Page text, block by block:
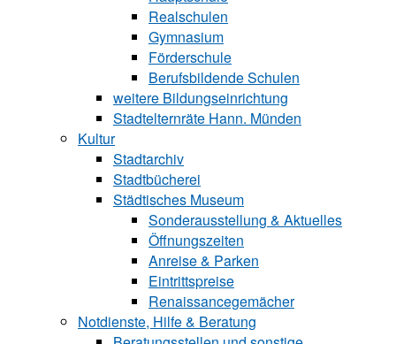
Realschulen
Gymnasium
Förderschule
Berufsbildende Schu‍len
weitere Bildungseinrichtung
Stadtelternräte Hann. Münden
Kultur
Stadtarchiv
Stadtbücherei
Städtisches Museum
Sonderausstellung & Aktuelles
Öffnungszeiten
Anreise & Parken
Eintrittspreise
Renaissancegemächer
Notdienste, Hilfe & Be‍ra‍tung